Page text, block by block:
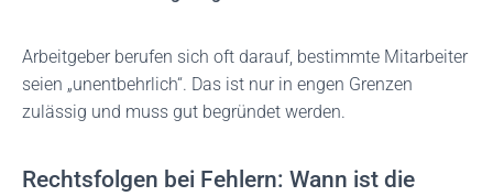
Arbeitgeber berufen sich oft darauf, bestimmte Mitarbeiter
seien „unentbehrlich“. Das ist nur in engen Grenzen
zulässig und muss gut begründet werden.
Rechtsfolgen bei Fehlern: Wann ist die